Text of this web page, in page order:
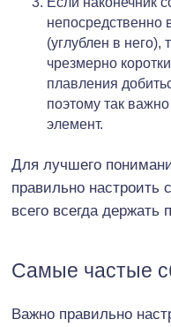
непосредственно
(углублен в него),
чрезмерно
плавления
поэтому так
элемент.
Для лучшего
правильно настроить
всего всегда держать
Самые частые
Важно правильно